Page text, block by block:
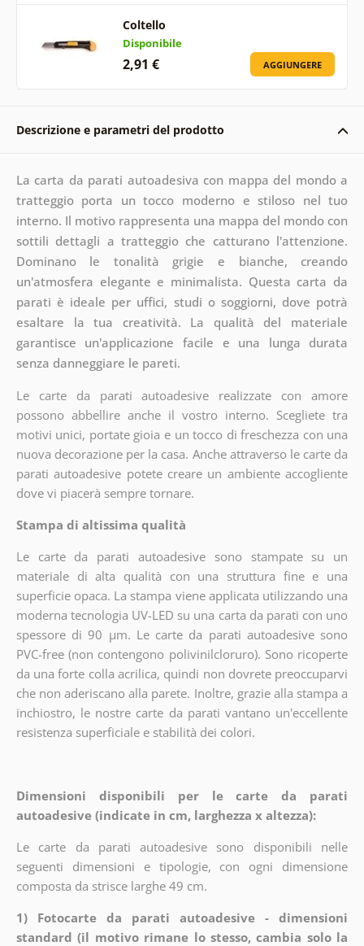
Coltello
Disponibile
2,91 € AGGIUNGERE
Descrizione e parametri del prodotto
La carta da parati autoadesiva con mappa del mondo a
tratteggio porta un tocco moderno e stiloso nel tuo
interno. Il motivo rappresenta una mappa del mondo con
sottili dettagli a tratteggio che catturano l'attenzione.
Dominano le tonalità grigie e bianche, creando
un'atmosfera elegante e minimalista. Questa carta da
parati è ideale per uffici, studi o soggiorni, dove potrà
esaltare la tua creatività. La qualità del materiale
garantisce un'applicazione facile e una lunga durata
senza danneggiare le pareti.
Le carte da parati autoadesive realizzate con amore
possono abbellire anche il vostro interno. Scegliete tra
motivi unici, portate gioia e un tocco di freschezza con una
nuova decorazione per la casa. Anche attraverso le carte da
parati autoadesive potete creare un ambiente accogliente
dove vi piacerà sempre tornare.
Stampa di altissima qualità
Le carte da parati autoadesive sono stampate su un
materiale di alta qualità con una struttura fine e una
superficie opaca. La stampa viene applicata utilizzando una
moderna tecnologia UV-LED su una carta da parati con uno
spessore di 90 µm. Le carte da parati autoadesive sono
PVC-free (non contengono polivinilcloruro). Sono ricoperte
da una forte colla acrilica, quindi non dovrete preoccuparvi
che non aderiscano alla parete. Inoltre, grazie alla stampa a
inchiostro, le nostre carte da parati vantano un'eccellente
resistenza superficiale e stabilità dei colori.
Dimensioni disponibili per le carte da parati
autoadesive (indicate in cm, larghezza x altezza):
Le carte da parati autoadesive sono disponibili nelle
seguenti dimensioni e tipologie, con ogni dimensione
composta da strisce larghe 49 cm.
1) Fotocarte da parati autoadesive - dimensioni
standard (il motivo rimane lo stesso, cambia solo la